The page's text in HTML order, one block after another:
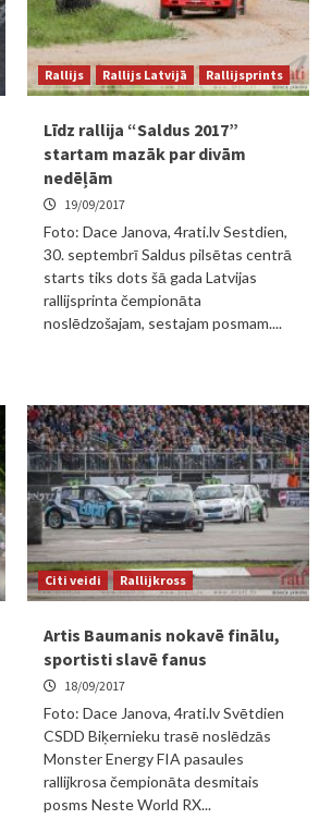
Rallijs Rallijs Latvijā Rallijsprints
Līdz rallija “Saldus 2017”
startam mazāk par divām
nedēļām
19/09/2017
Foto: Dace Janova, 4rati.lv Sestdien,
30. septembrī Saldus pilsētas centrā
starts tiks dots šā gada Latvijas
rallijsprinta čempionāta
noslēdzošajam, sestajam posmam....
Citi veidi Rallijkross
Artis Baumanis nokavē finālu,
sportisti slavē fanus
18/09/2017
Foto: Dace Janova, 4rati.lv Svētdien
CSDD Biķernieku trasē noslēdzās
Monster Energy FIA pasaules
rallijkrosa čempionāta desmitais
posms Neste World RX...